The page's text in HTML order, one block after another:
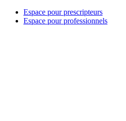
Espace pour prescripteurs
Espace pour professionnels